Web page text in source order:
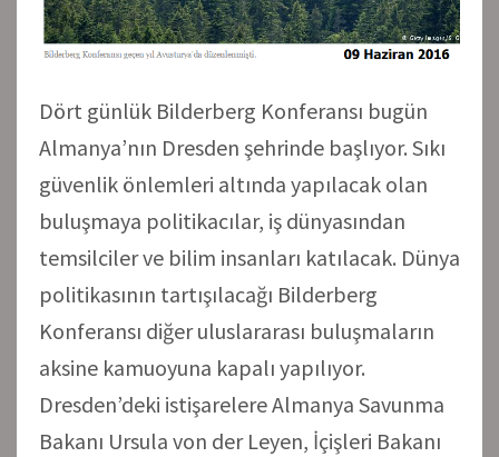
Dört günlük Bilderberg Konferansı bugün
Almanya’nın Dresden şehrinde başlıyor. Sıkı
güvenlik önlemleri altında yapılacak olan
buluşmaya politikacılar, iş dünyasından
temsilciler ve bilim insanları katılacak. Dünya
politikasının tartışılacağı Bilderberg
Konferansı diğer uluslararası buluşmaların
aksine kamuoyuna kapalı yapılıyor.
Dresden’deki istişarelere Almanya Savunma
Bakanı Ursula von der Leyen, İçişleri Bakanı